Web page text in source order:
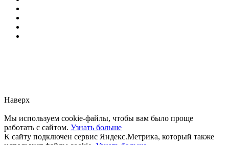
Наверх
Мы используем cookie-файлы, чтобы вам было проще
работать с сайтом. Узнать больше
К сайту подключен сервис Яндекс.Метрика, который также